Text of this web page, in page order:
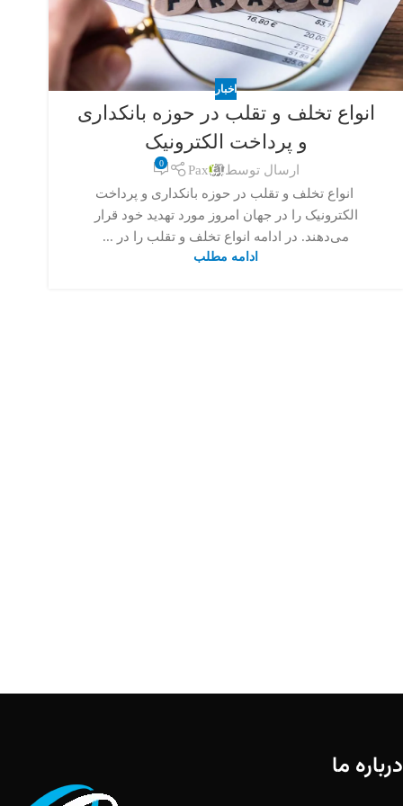
اخبار
انواع تخلف و تقلب در حوزه‌ بانکداری
و پرداخت الکترونیک
ارسال توسط Pax
0
انواع تخلف و تقلب در حوزه‌ بانکداری و پرداخت
الکترونیک را در جهان امروز مورد تهدید خود قرار
می‌دهند. در ادامه انواع تخلف و تقلب را در ...
ادامه مطلب
درباره ما